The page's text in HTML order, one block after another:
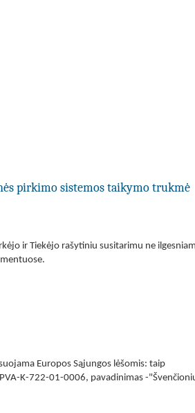
pirkimo sistemos taikymo trukmė
ir Tiekėjo rašytiniu susitarimu ne
Europos Sąjungos lėšomis: taip
K-722-01-0006, pavadinimas -